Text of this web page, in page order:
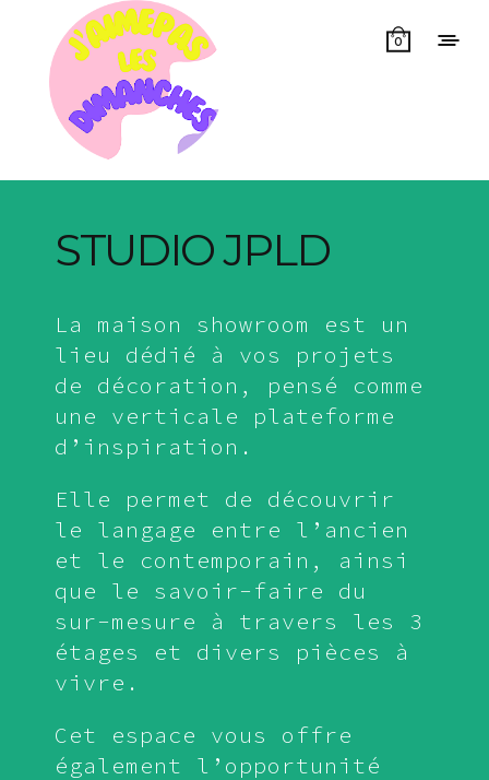
0
STUDIO JPLD
La maison showroom est un
lieu dédié à vos projets
de décoration, pensé comme
une verticale plateforme
d’inspiration.
Elle permet de découvrir
le langage entre l’ancien
et le contemporain, ainsi
que le savoir-faire du
sur-mesure à travers les 3
étages et divers pièces à
vivre.
Cet espace vous offre
également l’opportunité